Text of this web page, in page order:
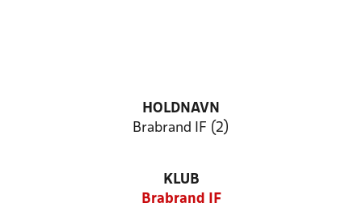
HOLDNAVN
Brabrand IF (2)
KLUB
Brabrand IF